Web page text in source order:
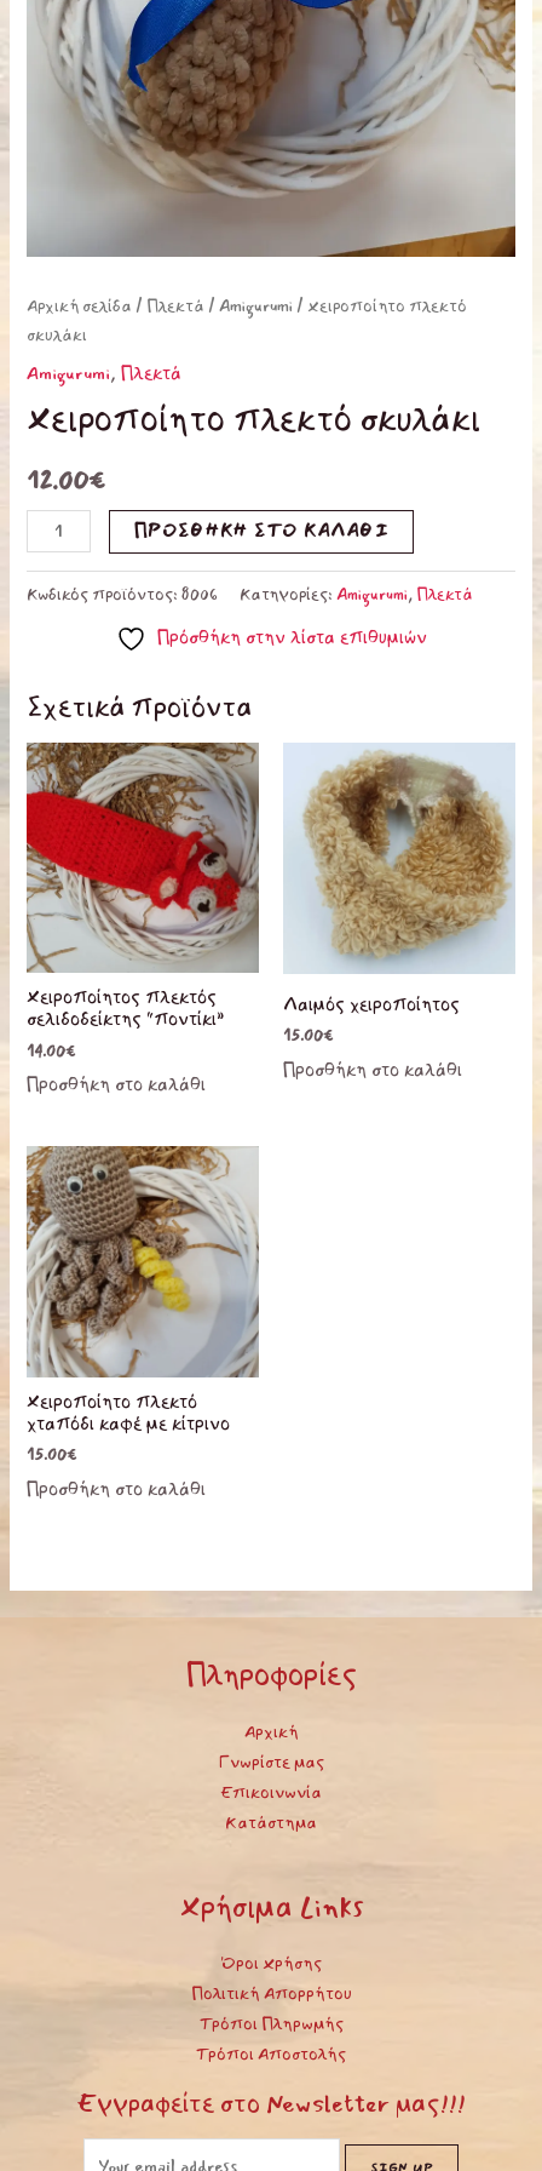
Αρχική σελίδα / Πλεκτά /Amigurumi / Χειροποίητο πλεκτό
σκυλάκι
Amigurumi,Πλεκτά
Χειροποίητο πλεκτό σκυλάκι
12.00€
ΠΡΟΣΘΉΚΗ ΣΤΟ ΚΑΛΆΘΙ
Κωδικός προϊόντος:8006 Κατηγορίες:Amigurumi,Πλεκτά
Πρόσθήκη στην λίστα επιθυμιών
Σχετικά προϊόντα
Χειροποίητος πλεκτός
σελιδοδείκτης “ποντίκι”
14.00€
Προσθήκη στο καλάθι
Λαιμός χειροποίητος
15.00€
Προσθήκη στο καλάθι
Χειροποίητο πλεκτό
χταπόδι καφέ με κίτρινο
15.00€
Προσθήκη στο καλάθι
Πληροφορίες
Αρχική
Γνωρίστε μας
Επικοινωνία
Κατάστημα
Χρήσιμα Links
Όροι Χρήσης
Πολιτική Απορρήτου
Τρόποι Πληρωμής
Τρόποι Αποστολής
Εγγραφείτε στο Newsletter μας!!!